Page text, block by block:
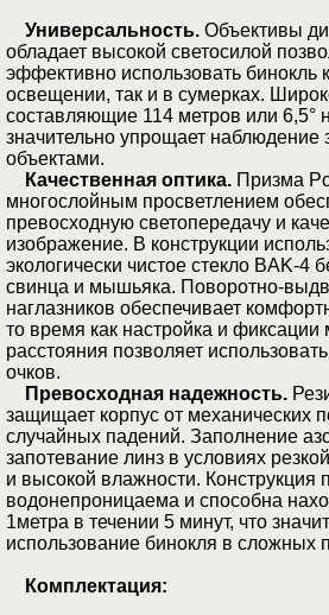
Универсальность. Объективы
обладает высокой светосилой
эффективно использовать бинокль
освещении, так и в сумерках.
составляющие 114 метров или 6,5°
значительно упрощает наблюдение
объектами.
Качественная оптика. Призма
многослойным просветлением
превосходную светопередачу и
изображение. В конструкции
экологически чистое стекло BAK-4
свинца и мышьяка. Поворотно-
наглазников обеспечивает
то время как настройка и фиксации
расстояния позволяет
очков.
Превосходная надежность.
защищает корпус от механических
случайных падений. Заполнение
запотевание линз в условиях
и высокой влажности. Конструкция
водонепроницаема и способна
1метра в течении 5 минут, что
использование бинокля в сложных
Комплектация: